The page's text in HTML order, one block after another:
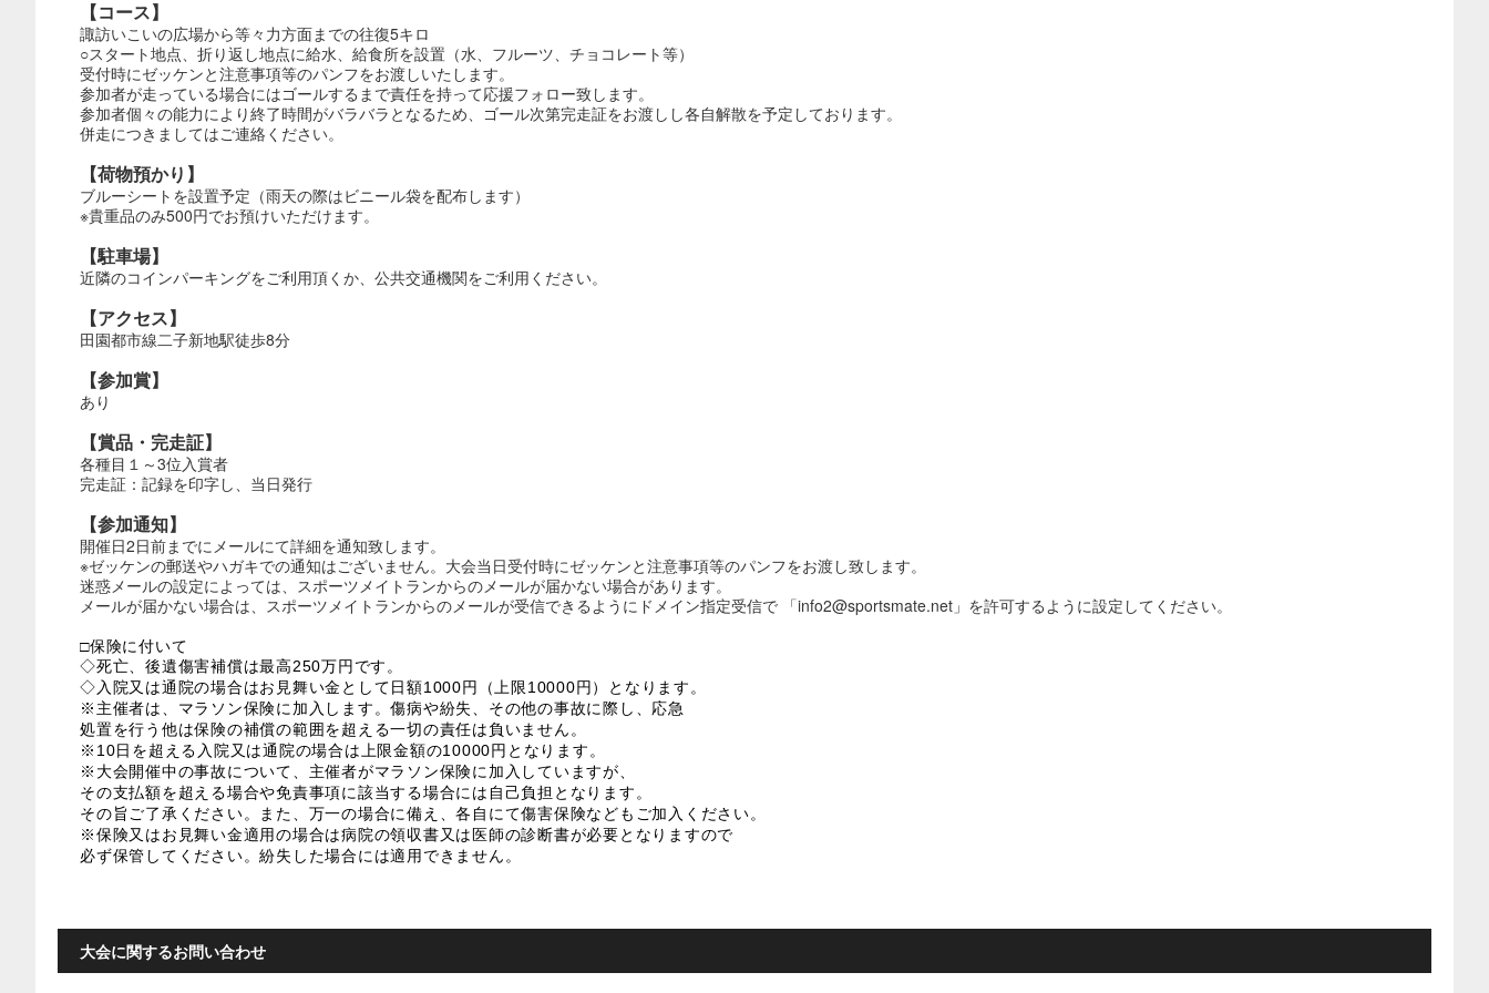
【コース】
諏訪いこいの広場から等々力方面までの往復5キロ
○スタート地点、折り返し地点に給水、給食所を設置（水、フルーツ、チョコレート等）
受付時にゼッケンと注意事項等のパンフをお渡しいたします。
参加者が走っている場合にはゴールするまで責任を持って応援フォロー致します。
参加者個々の能力により終了時間がバラバラとなるため、ゴール次第完走証をお渡しし各自解散を予定しております。
併走につきましてはご連絡ください。
【荷物預かり】
ブルーシートを設置予定（雨天の際はビニール袋を配布します）
※貴重品のみ500円でお預けいただけます。
【駐車場】
近隣のコインパーキングをご利用頂くか、公共交通機関をご利用ください。
【アクセス】
田園都市線二子新地駅徒歩8分
【参加賞】
あり
【賞品・完走証】
各種目１～3位入賞者
完走証：記録を印字し、当日発行
【参加通知】
開催日2日前までにメールにて詳細を通知致します。
※ゼッケンの郵送やハガキでの通知はございません。大会当日受付時にゼッケンと注意事項等のパンフをお渡し致します。
迷惑メールの設定によっては、スポーツメイトランからのメールが届かない場合があります。
メールが届かない場合は、スポーツメイトランからのメールが受信できるようにドメイン指定受信で 「info2@sportsmate.net」を許可するように設定してください。
□保険に付いて
◇死亡、後遺傷害補償は最高250万円です。
◇入院又は通院の場合はお見舞い金として日額1000円（上限10000円）となります。
※主催者は、マラソン保険に加入します。傷病や紛失、その他の事故に際し、応急
処置を行う他は保険の補償の範囲を超える一切の責任は負いません。
※10日を超える入院又は通院の場合は上限金額の10000円となります。
※大会開催中の事故について、主催者がマラソン保険に加入していますが、
その支払額を超える場合や免責事項に該当する場合には自己負担となります。
その旨ご了承ください。また、万一の場合に備え、各自にて傷害保険などもご加入ください。
※保険又はお見舞い金適用の場合は病院の領収書又は医師の診断書が必要となりますので
必ず保管してください。紛失した場合には適用できません。
大会に関するお問い合わせ